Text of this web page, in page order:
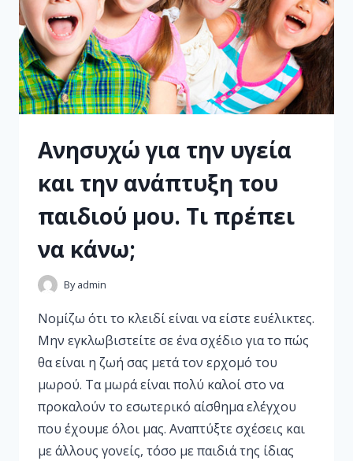
Ανησυχώ για την υγεία
και την ανάπτυξη του
παιδιού μου. Τι πρέπει
να κάνω;
By admin
Νομίζω ότι το κλειδί είναι να είστε ευέλικτες.
Μην εγκλωβιστείτε σε ένα σχέδιο για το πώς
θα είναι η ζωή σας μετά τον ερχομό του
μωρού. Τα μωρά είναι πολύ καλοί στο να
προκαλούν το εσωτερικό αίσθημα ελέγχου
που έχουμε όλοι μας. Αναπτύξτε σχέσεις και
με άλλους γονείς, τόσο με παιδιά της ίδιας